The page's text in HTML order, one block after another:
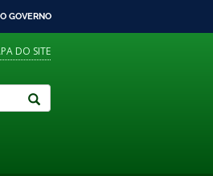
GOVERNO
DO SITE